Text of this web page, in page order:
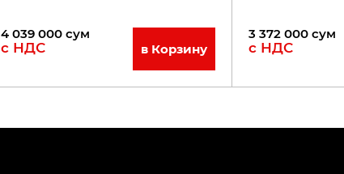
4 039 000 сум
с НДС в Корзину
3 372 000 сум
с НДС